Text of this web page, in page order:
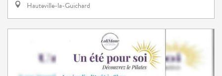
Hauteville-la-Guichard